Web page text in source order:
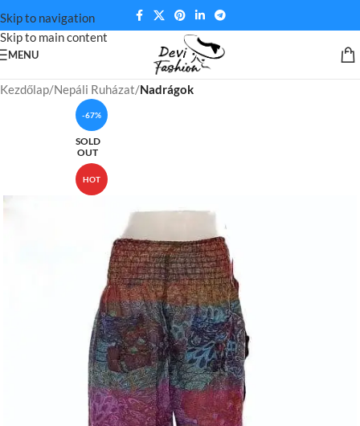
Skip to navigation
Skip to main content
MENU
Kezdőlap Nepáli Ruházat Nadrágok
-67%
SOLD
OUT
HOT